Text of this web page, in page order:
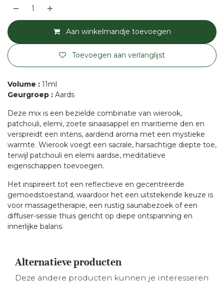
Aan winkelmandje toevoegen
Toevoegen aan verlanglijst
Volume : 11ml
Geurgroep : Aards
Deze mix is een bezielde combinatie van wierook,
patchouli, elemi, zoete sinaasappel en maritieme den en
verspreidt een intens, aardend aroma met een mystieke
warmte. Wierook voegt een sacrale, harsachtige diepte toe,
terwijl patchouli en elemi aardse, meditatieve
eigenschappen toevoegen.
Het inspireert tot een reflectieve en gecentreerde
gemoedstoestand, waardoor het een uitstekende keuze is
voor massagetherapie, een rustig saunabezoek of een
diffuser-sessie thuis gericht op diepe ontspanning en
innerlijke balans.
Alternatieve producten
Deze andere producten kunnen je interesseren